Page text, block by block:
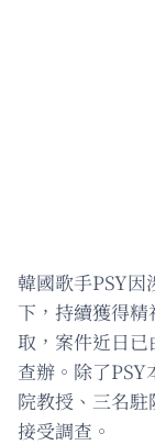
韓國歌手PSY
下，持續獲得
取，案件近日
查辦。除了
院教授、三名
接受調查。